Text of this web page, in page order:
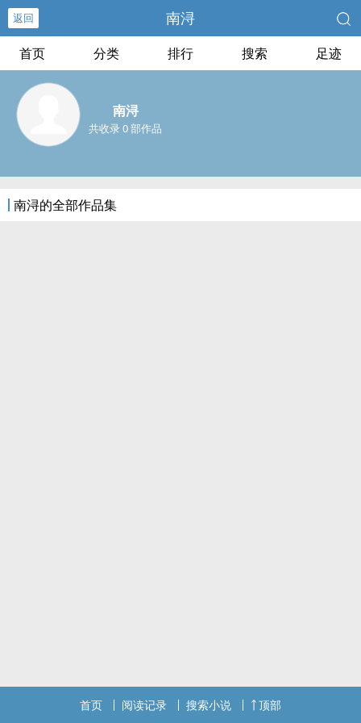
返回 南浔
首页 分类 排行 搜索 足迹
南浔
共收录 0 部作品
南浔的全部作品集
首页 阅读记录 搜索小说 顶部